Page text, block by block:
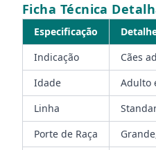
Ficha Técnica
Especificação
Indicação
Cães
Idade
Adulto
Linha
Porte de Raça